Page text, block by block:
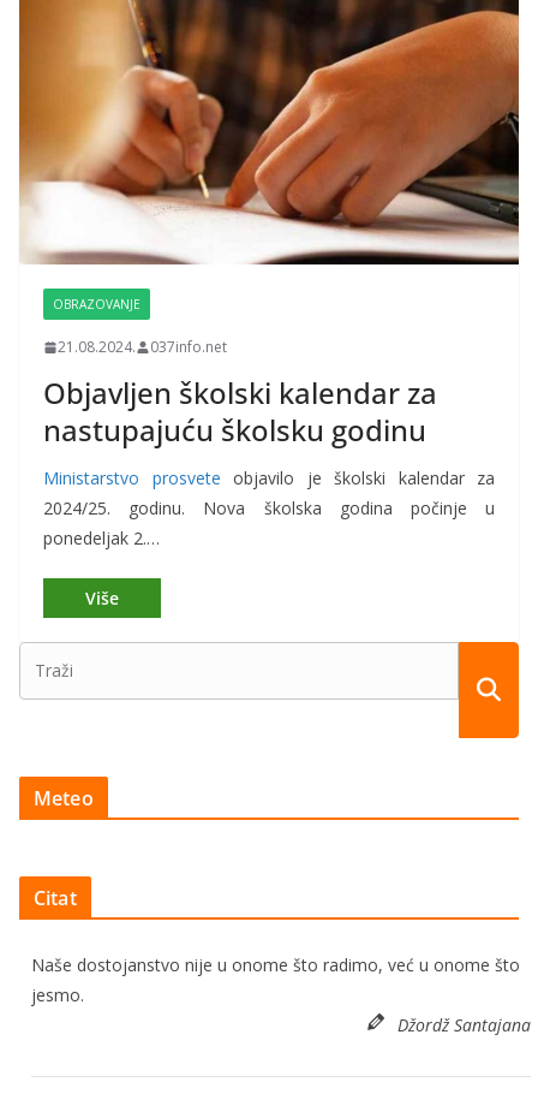
OBRAZOVANJE
21.08.2024. 037info.net
Objavljen školski kalendar za
nastupajuću školsku godinu
Ministarstvo prosvete objavilo je školski kalendar za
2024/25. godinu. Nova školska godina počinje u
ponedeljak 2.…
Meteo
Citat
Naše dostojanstvo nije u onome što radimo, već u onome što
jesmo.
Džordž Santajana